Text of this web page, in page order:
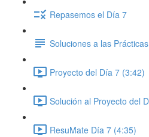
Repasemos el Día 7
Soluciones a las
Proyecto del Día 7 (3:42)
Solución al Proyecto del
ResuMate Día 7 (4:35)